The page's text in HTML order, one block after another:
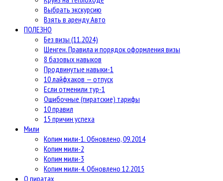
Выбрать экскурсию
Взять в аренду Авто
ПОЛЕЗНО
Без визы (11.2024)
Шенген. Правила и порядок оформления визы
8 базовых навыков
Продвинутые навыки-1
10 лайфхаков — отпуск
Если отменили тур-1
Ошибочные (пиратские) тарифы
10 правил
15 причин успеха
Мили
Копим мили-1. Обновлено, 09.2014
Копим мили-2
Копим мили-3
Копим мили-4. Обновлено 12.2015
О пиратах